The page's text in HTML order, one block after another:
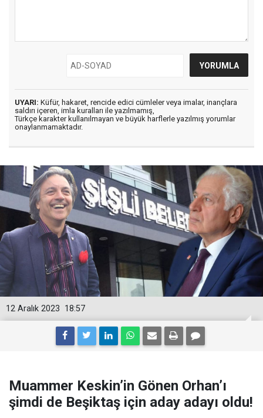
UYARI: Küfür, hakaret, rencide edici cümleler veya imalar, inançlara
saldırı içeren, imla kuralları ile yazılmamış,
Türkçe karakter kullanılmayan ve büyük harflerle yazılmış yorumlar
onaylanmamaktadır.
18:57
12 Aralık 2023
Muammer Keskin’in Gönen Orhan’ı
şimdi de Beşiktaş için aday adayı oldu!